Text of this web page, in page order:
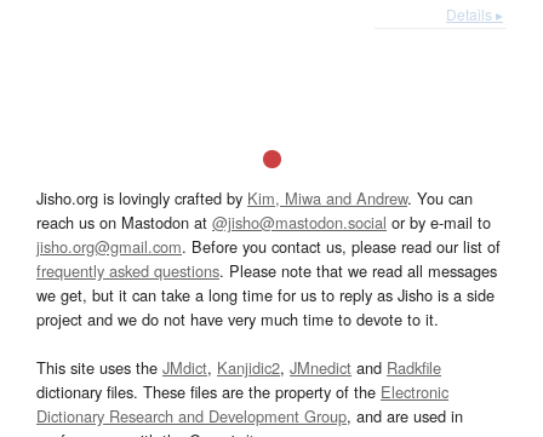
Details ▸
Jisho.org is lovingly crafted by Kim, Miwa and Andrew. You can
reach us on Mastodon at @jisho@mastodon.social or by e-mail to
jisho.org@gmail.com. Before you contact us, please read our list of
frequently asked questions. Please note that we read all messages
we get, but it can take a long time for us to reply as Jisho is a side
project and we do not have very much time to devote to it.
This site uses the JMdict, Kanjidic2, JMnedict and Radkfile
dictionary files. These files are the property of the Electronic
Dictionary Research and Development Group, and are used in